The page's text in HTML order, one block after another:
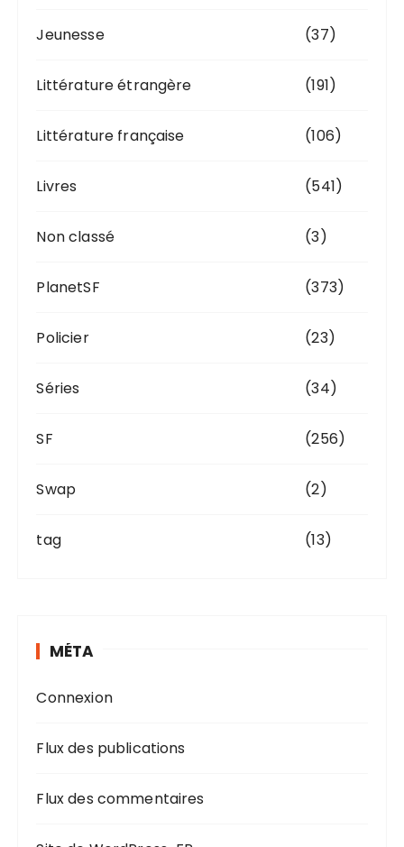
Jeunesse (37)
Littérature étrangère (191)
Littérature française (106)
Livres (541)
Non classé (3)
PlanetSF (373)
Policier (23)
Séries (34)
SF (256)
Swap (2)
tag (13)
MÉTA
Connexion
Flux des publications
Flux des commentaires